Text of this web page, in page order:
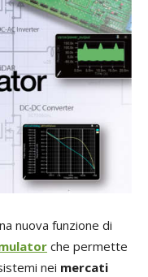
nuova funzione di
che permette
nei mercati